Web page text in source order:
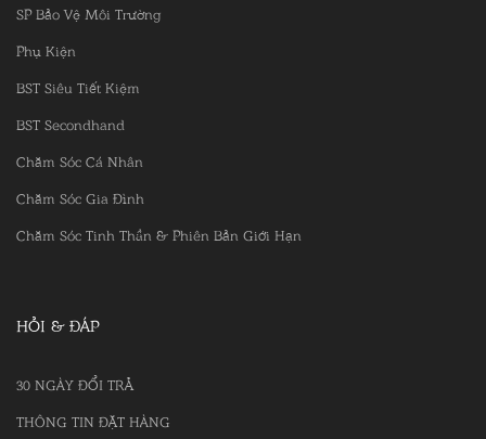
SP Bảo Vệ Môi Trường
Phụ Kiện
BST Siêu Tiết Kiệm
BST Secondhand
Chăm Sóc Cá Nhân
Chăm Sóc Gia Đình
Chăm Sóc Tinh Thần & Phiên Bản Giới Hạn
HỎI & ĐÁP
30 NGÀY ĐỔI TRẢ
THÔNG TIN ĐẶT HÀNG